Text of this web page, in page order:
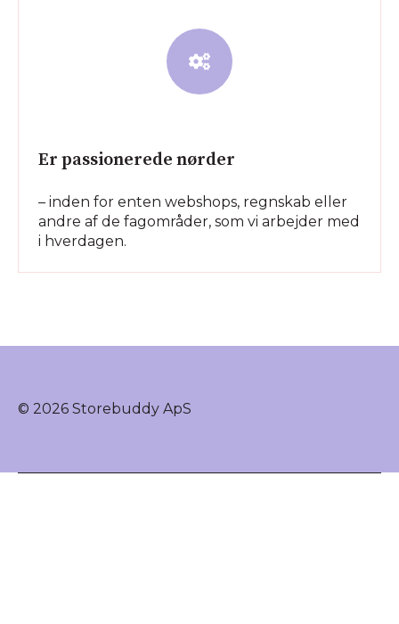
Er passionerede nørder
– inden for enten webshops, regnskab eller
andre af de fagområder, som vi arbejder med
i hverdagen.
© 2026 Storebuddy ApS